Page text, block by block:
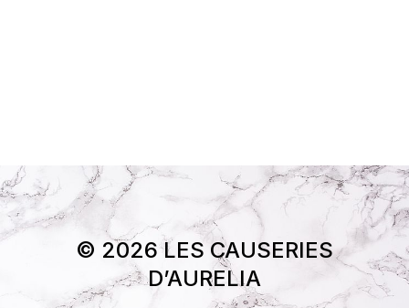
© 2026 LES CAUSERIES
D’AURELIA